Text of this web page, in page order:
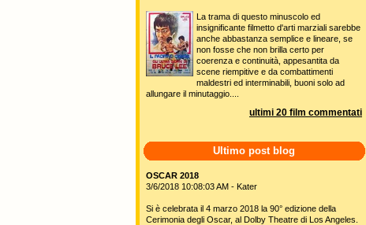
La trama di questo minuscolo ed
insignificante filmetto d'arti marziali sarebbe
anche abbastanza semplice e lineare, se
non fosse che non brilla certo per
coerenza e continuità, appesantita da
scene riempitive e da combattimenti
maldestri ed interminabili, buoni solo ad
allungare il minutaggio....
ultimi 20 film commentati
Ultimo post blog
OSCAR 2018
3/6/2018 10:08:03 AM - Kater
Si è celebrata il 4 marzo 2018 la 90° edizione della
Cerimonia degli Oscar, al Dolby Theatre di Los Angeles.